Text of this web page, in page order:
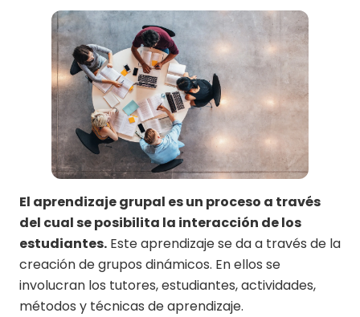
El aprendizaje grupal es un proceso a través
del cual se posibilita la interacción de los
estudiantes. Este aprendizaje se da a través de la
creación de grupos dinámicos. En ellos se
involucran los tutores, estudiantes, actividades,
métodos y técnicas de aprendizaje.